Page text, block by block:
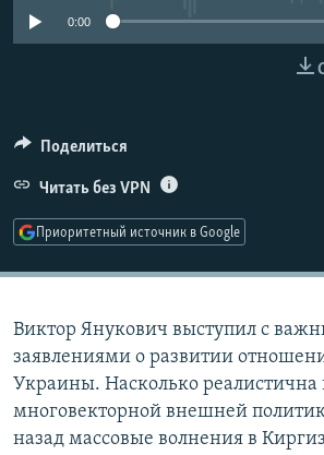
РАСПИСАНИЕ ВЕЩАНИЯ
0:00
Поделиться
Читать без VPN
Приоритетный источник в Google
Виктор Янукович выступил с
заявлениями о развитии
Украины. Насколько реалистична
многовекторной внешней
назад массовые волнения в